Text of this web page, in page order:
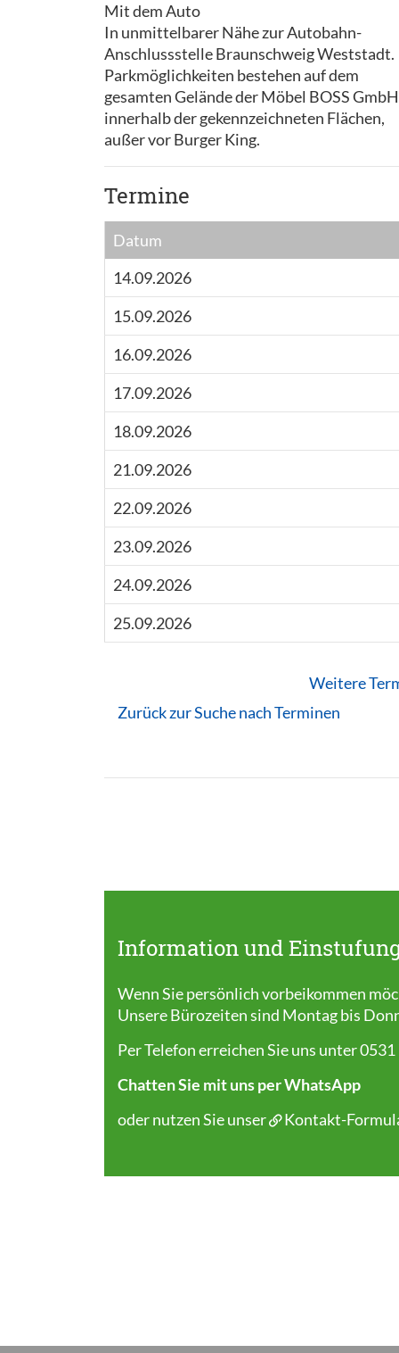
Mit dem Auto
In unmittelbarer Nähe zur Autobahn-
Anschlussstelle Braunschweig Weststadt.
Parkmöglichkeiten bestehen auf dem
gesamten Gelände der Möbel BOSS
innerhalb der gekennzeichneten Flächen,
außer vor Burger King.
Termine
Datum
14.09.2026
15.09.2026
16.09.2026
17.09.2026
18.09.2026
21.09.2026
22.09.2026
23.09.2026
24.09.2026
25.09.2026
Weitere
Zurück zur Suche nach Terminen
Information und
Wenn Sie persönlich vorbeikommen
Unsere Bürozeiten sind Montag bis
Per Telefon erreichen Sie uns unter
Chatten Sie mit uns per WhatsApp
oder nutzen Sie unser
Kontakt-